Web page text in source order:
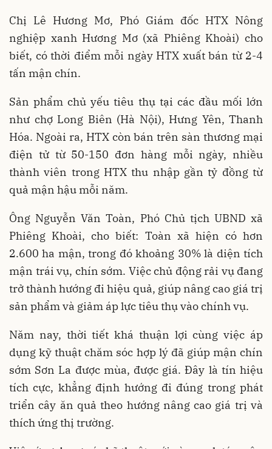
Chị Lê Hương Mơ, Phó Giám đốc HTX Nông
nghiệp xanh Hương Mơ (xã Phiêng Khoài) cho
biết, có thời điểm mỗi ngày HTX xuất bán từ 2-4
tấn mận chín.
Sản phẩm chủ yếu tiêu thụ tại các đầu mối lớn
như chợ Long Biên (Hà Nội), Hưng Yên, Thanh
Hóa. Ngoài ra, HTX còn bán trên sàn thương mại
điện tử từ 50-150 đơn hàng mỗi ngày, nhiều
thành viên trong HTX thu nhập gần tỷ đồng từ
quả mận hậu mỗi năm.
Ông Nguyễn Văn Toàn, Phó Chủ tịch UBND xã
Phiêng Khoài, cho biết: Toàn xã hiện có hơn
2.600 ha mận, trong đó khoảng 30% là diện tích
mận trái vụ, chín sớm. Việc chủ động rải vụ đang
trở thành hướng đi hiệu quả, giúp nâng cao giá trị
sản phẩm và giảm áp lực tiêu thụ vào chính vụ.
Năm nay, thời tiết khá thuận lợi cùng việc áp
dụng kỹ thuật chăm sóc hợp lý đã giúp mận chín
sớm Sơn La được mùa, được giá. Đây là tín hiệu
tích cực, khẳng định hướng đi đúng trong phát
triển cây ăn quả theo hướng nâng cao giá trị và
thích ứng thị trường.